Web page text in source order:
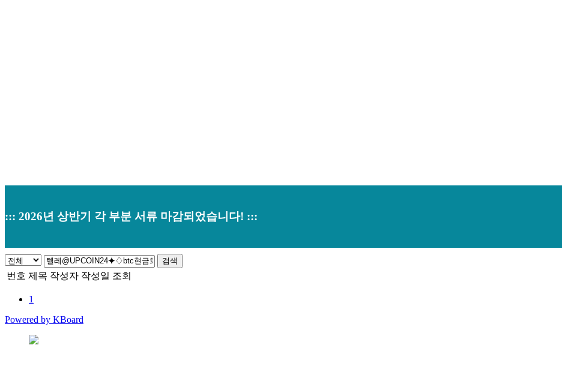
::: 2026년 상반기 각 부분 서류 마감되었습니다! :::
검색
번호 제목 작성자 작성일 조회
1
Powered by KBoard